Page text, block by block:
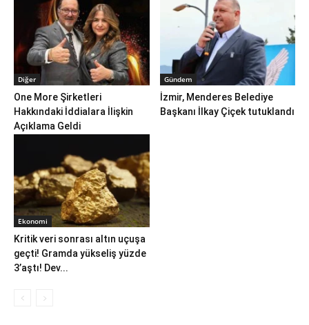
Diğer
One More Şirketleri
Hakkındaki İddialara İlişkin
Açıklama Geldi
Gündem
İzmir, Menderes Belediye
Başkanı İlkay Çiçek tutuklandı
Ekonomi
Kritik veri sonrası altın uçuşa
geçti! Gramda yükseliş yüzde
3’aştı! Dev...